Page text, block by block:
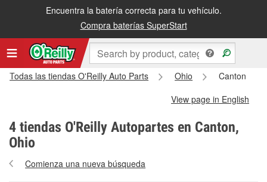
Encuentra la batería correcta para tu vehículo.
Compra baterías SuperStart
Todas las tiendas O'Reilly Auto Parts Ohio
Canton
View page in English
4 tiendas O'Reilly Autopartes en Canton,
Ohio
Comienza una nueva búsqueda